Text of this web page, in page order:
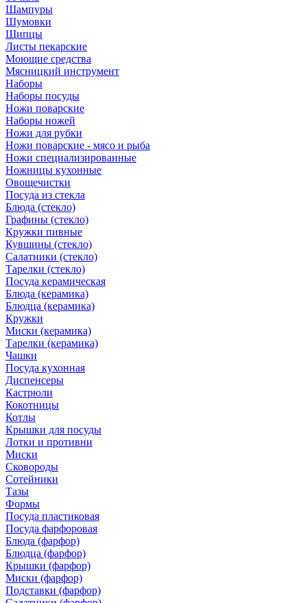
Шампуры
Шумовки
Щипцы
Листы пекарские
Моющие средства
Мясницкий инструмент
Наборы
Наборы посуды
Ножи поварские
Наборы ножей
Ножи для рубки
Ножи поварские - мясо и рыба
Ножи специализированные
Ножницы кухонные
Овощечистки
Посуда из стекла
Блюда (стекло)
Графины (стекло)
Кружки пивные
Кувшины (стекло)
Салатники (стекло)
Тарелки (стекло)
Посуда керамическая
Блюда (керамика)
Блюдца (керамика)
Кружки
Миски (керамика)
Тарелки (керамика)
Чашки
Посуда кухонная
Диспенсеры
Кастрюли
Кокотницы
Котлы
Крышки для посуды
Лотки и противни
Миски
Сковороды
Сотейники
Тазы
Формы
Посуда пластиковая
Посуда фарфоровая
Блюда (фарфор)
Блюдца (фарфор)
Крышки (фарфор)
Миски (фарфор)
Подставки (фарфор)